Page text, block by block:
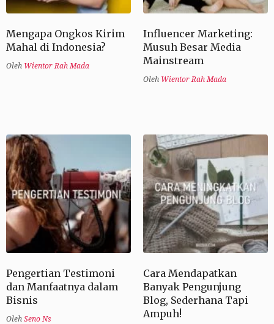
Mengapa Ongkos Kirim
Mahal di Indonesia?
Oleh Wientor Rah Mada
Influencer Marketing:
Musuh Besar Media
Mainstream
Oleh Wientor Rah Mada
Pengertian Testimoni
dan Manfaatnya dalam
Bisnis
Oleh Seno Ns
Cara Mendapatkan
Banyak Pengunjung
Blog, Sederhana Tapi
Ampuh!